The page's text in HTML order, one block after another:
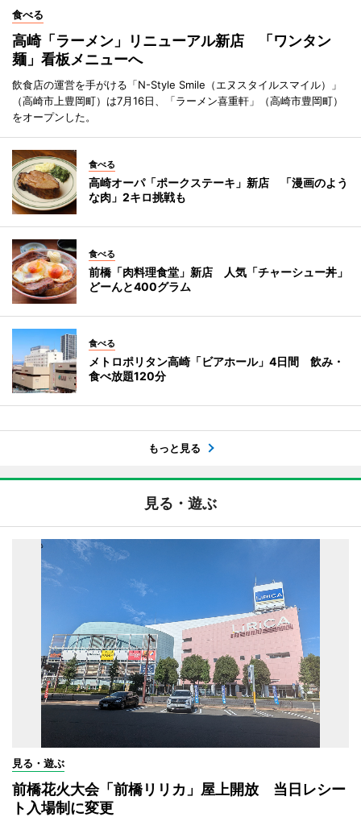
食べる
高崎「ラーメン」リニューアル新店 「ワンタン
麺」看板メニューへ
飲食店の運営を手がける「N-Style Smile（エヌスタイルスマイル）」
（高崎市上豊岡町）は7月16日、「ラーメン喜重軒」（高崎市豊岡町）
をオープンした。
食べる
高崎オーパ「ポークステーキ」新店 「漫画のよう
な肉」2キロ挑戦も
食べる
前橋「肉料理食堂」新店 人気「チャーシュー丼」
どーんと400グラム
食べる
メトロポリタン高崎「ビアホール」4日間 飲み・
食べ放題120分
もっと見る
見る・遊ぶ
見る・遊ぶ
前橋花火大会「前橋リリカ」屋上開放 当日レシー
ト入場制に変更